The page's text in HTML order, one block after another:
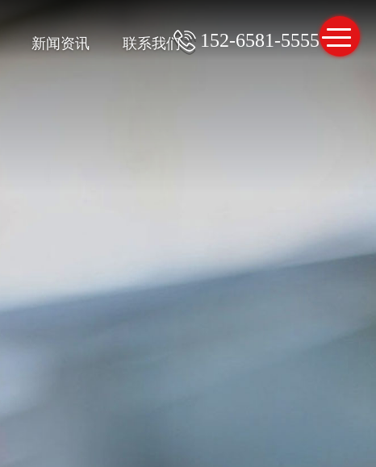
152-6581-5555
新闻资讯 联系我们